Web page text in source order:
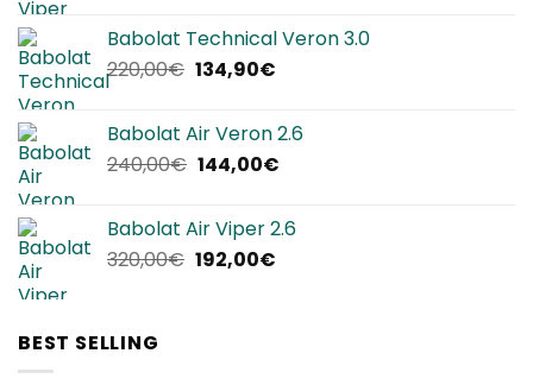
era:
280,00€.
è:
Babolat Technical Veron 3.0
220,00€ Il
era:
220,00€.
134,90€Il
è:
134,90€.
Babolat Air Veron 2.6
240,00€ Il
era:
240,00€.
144,00€Il
è:
Babolat Air Viper 2.6
320,00€ Il
192,00€Il
BEST SELLING